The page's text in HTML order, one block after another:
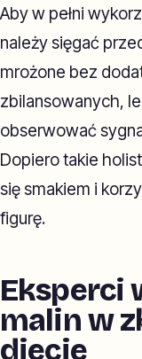
Aby w pełni
należy sięgać
mrożone bez
zbilansowanych,
obserwować
Dopiero takie
się smakiem i
figurę.
Eksperci
malin w
diecie